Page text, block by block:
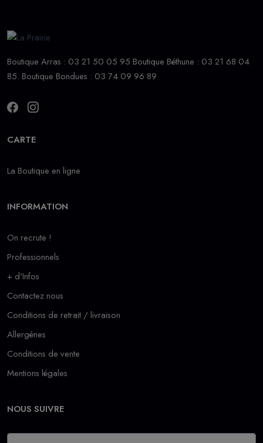
Boutique Arras : 03 21 50 05 95 Boutique Béthune : 03 21 68 04
85. Boutique Bondues : 03 74 09 96 89
CARTE
La Boutique en ligne
INFORMATION
On recrute !
Professionnels
+ d'Infos
Contactez nous
Conditions de retrait / livraison
Allergènes
Conditions de vente
Mentions légales
NOUS SUIVRE